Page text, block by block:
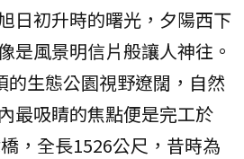
日初升時的曙光，夕陽西下
是風景明信片般讓人神往。
的生態公園視野遼闊，自然
最吸睛的焦點便是完工於
，全長1526公尺，昔時為